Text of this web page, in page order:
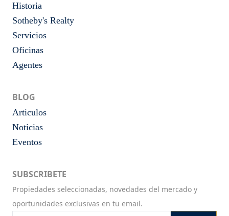
Historia
Sotheby's Realty
Servicios
Oficinas
Agentes
BLOG
Articulos
Noticias
Eventos
SUBSCRIBETE
Propiedades seleccionadas, novedades del mercado y
oportunidades exclusivas en tu email.